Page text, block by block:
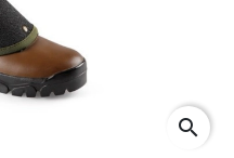
search